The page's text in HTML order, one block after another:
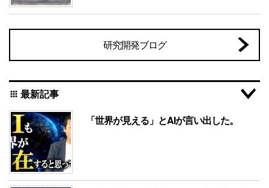
研究開発ブログ
apps 最新記事
「世界が見える」とAIが言い出した。